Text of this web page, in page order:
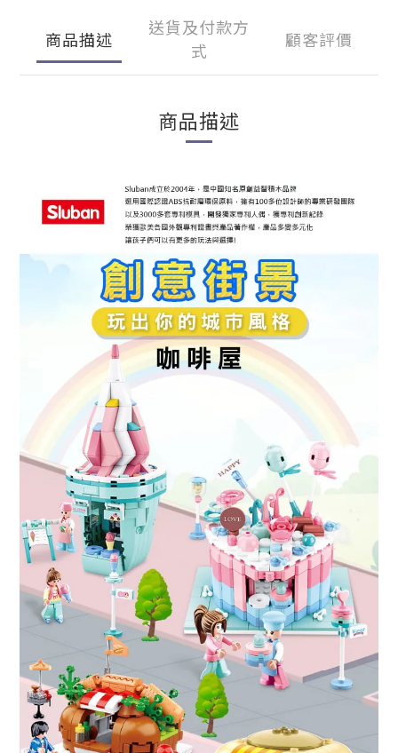
商品描述
送貨及付款方
式
顧客評價
商品描述